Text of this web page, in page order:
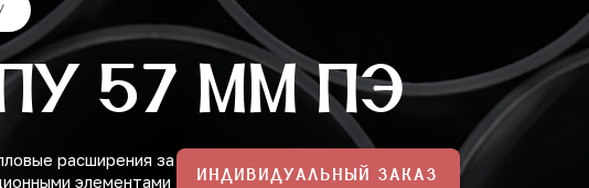
57 ММ ПЭ
расширения за
элементами
ИНДИВИДУАЛЬНЫЙ ЗАКАЗ